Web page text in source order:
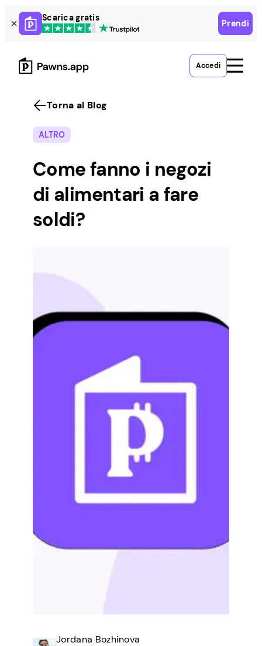
Skip
to
content
Scarica gratis
Prendi
Accedi
Torna al Blog
ALTRO
Come fanno i negozi
di alimentari a fare
soldi?
Jordana Bozhinova